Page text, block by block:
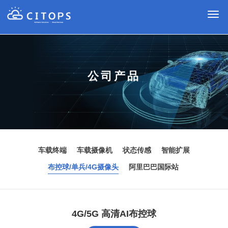
切
导
公司产品
车载终端 车载摄像机 状态传感 智能扩展
布控球/单兵/4G摄像头 阿里巴巴国际站
4G/5G 高清AI布控球